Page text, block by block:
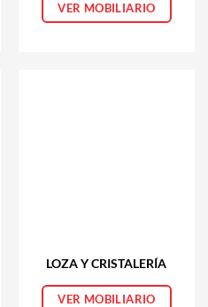
VER MOBILIARIO
LOZA Y CRISTALERÍA
VER MOBILIARIO